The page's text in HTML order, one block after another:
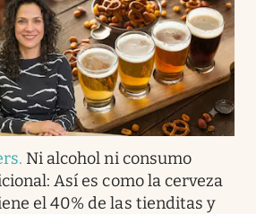
. Ni alcohol ni consumo
Así es como la cerveza
el 40% de las tienditas y